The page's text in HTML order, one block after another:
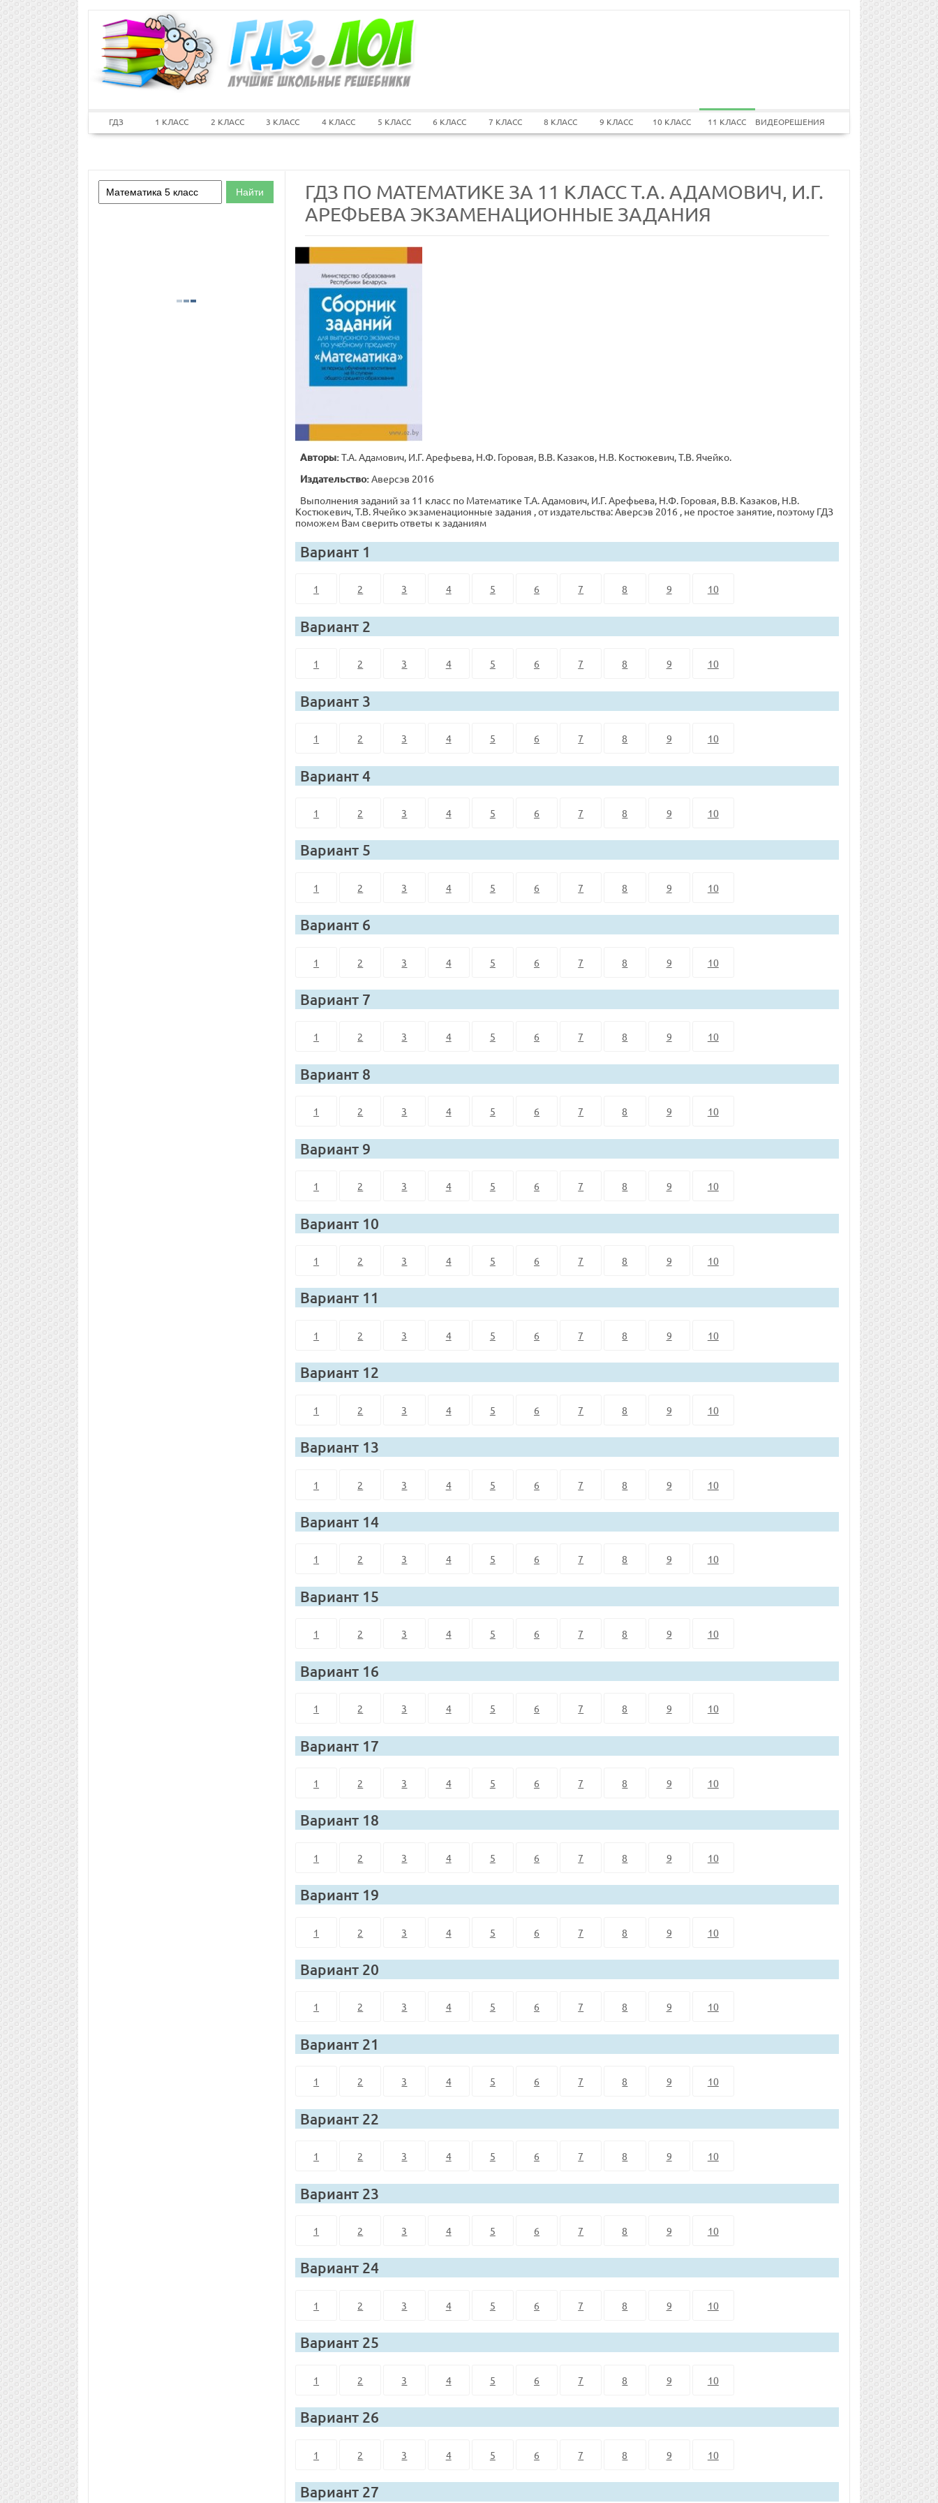
ГДЗ 1 КЛАСС 2 КЛАСС 3 КЛАСС 4 КЛАСС 5 КЛАСС 6 КЛАСС 7 КЛАСС 8 КЛАСС 9 КЛАСС 10 КЛАСС 11 КЛАСС ВИДЕОРЕШЕНИЯ
ГДЗ ПО МАТЕМАТИКЕ ЗА 11 КЛАСС Т.А. АДАМОВИЧ, И.Г.
АРЕФЬЕВА ЭКЗАМЕНАЦИОННЫЕ ЗАДАНИЯ
Авторы:Т.А. Адамович, И.Г. Арефьева, Н.Ф. Горовая, В.В. Казаков, Н.В. Костюкевич, Т.В. Ячейко.
Издательство:Аверсэв 2016
Выполнения заданий за 11 класс по Математике Т.А. Адамович, И.Г. Арефьева, Н.Ф. Горовая, В.В. Казаков, Н.В.
Костюкевич, Т.В. Ячейко экзаменационные задания , от издательства: Аверсэв 2016 , не простое занятие, поэтому ГДЗ
поможем Вам сверить ответы к заданиям
Вариант 1
1 2 3 4 5 6 7 8 9 10
Вариант 2
1 2 3 4 5 6 7 8 9 10
Вариант 3
1 2 3 4 5 6 7 8 9 10
Вариант 4
1 2 3 4 5 6 7 8 9 10
Вариант 5
1 2 3 4 5 6 7 8 9 10
Вариант 6
1 2 3 4 5 6 7 8 9 10
Вариант 7
1 2 3 4 5 6 7 8 9 10
Вариант 8
1 2 3 4 5 6 7 8 9 10
Вариант 9
1 2 3 4 5 6 7 8 9 10
Вариант 10
1 2 3 4 5 6 7 8 9 10
Вариант 11
1 2 3 4 5 6 7 8 9 10
Вариант 12
1 2 3 4 5 6 7 8 9 10
Вариант 13
1 2 3 4 5 6 7 8 9 10
Вариант 14
1 2 3 4 5 6 7 8 9 10
Вариант 15
1 2 3 4 5 6 7 8 9 10
Вариант 16
1 2 3 4 5 6 7 8 9 10
Вариант 17
1 2 3 4 5 6 7 8 9 10
Вариант 18
1 2 3 4 5 6 7 8 9 10
Вариант 19
1 2 3 4 5 6 7 8 9 10
Вариант 20
1 2 3 4 5 6 7 8 9 10
Вариант 21
1 2 3 4 5 6 7 8 9 10
Вариант 22
1 2 3 4 5 6 7 8 9 10
Вариант 23
1 2 3 4 5 6 7 8 9 10
Вариант 24
1 2 3 4 5 6 7 8 9 10
Вариант 25
1 2 3 4 5 6 7 8 9 10
Вариант 26
1 2 3 4 5 6 7 8 9 10
Вариант 27